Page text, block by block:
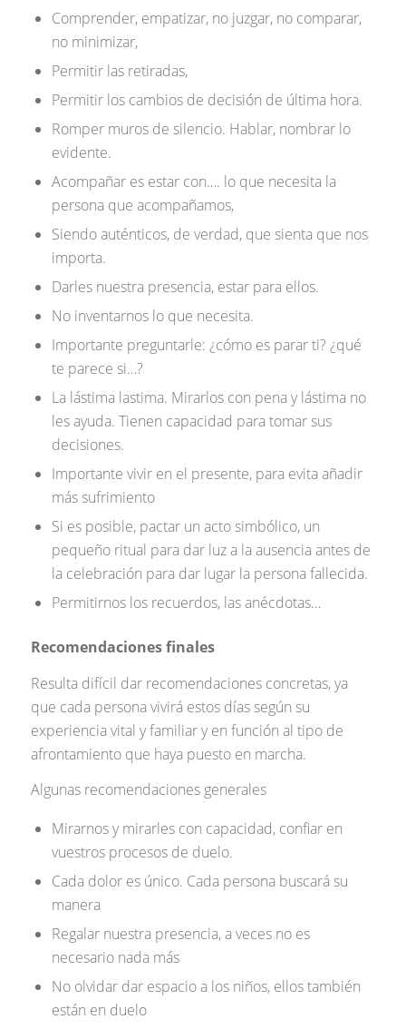
Comprender, empatizar, no juzgar, no comparar,
no minimizar,
Permitir las retiradas,
Permitir los cambios de decisión de última hora.
Romper muros de silencio. Hablar, nombrar lo
evidente.
Acompañar es estar con…. lo que necesita la
persona que acompañamos,
Siendo auténticos, de verdad, que sienta que nos
importa.
Darles nuestra presencia, estar para ellos.
No inventarnos lo que necesita.
Importante preguntarle: ¿cómo es parar ti? ¿qué
te parece si…?
La lástima lastima. Mirarlos con pena y lástima no
les ayuda. Tienen capacidad para tomar sus
decisiones.
Importante vivir en el presente, para evita añadir
más sufrimiento
Si es posible, pactar un acto simbólico, un
pequeño ritual para dar luz a la ausencia antes de
la celebración para dar lugar la persona fallecida.
Permitirnos los recuerdos, las anécdotas…
Recomendaciones finales
Resulta difícil dar recomendaciones concretas, ya
que cada persona vivirá estos días según su
experiencia vital y familiar y en función al tipo de
afrontamiento que haya puesto en marcha.
Algunas recomendaciones generales
Mirarnos y mirarles con capacidad, confiar en
vuestros procesos de duelo.
Cada dolor es único. Cada persona buscará su
manera
Regalar nuestra presencia, a veces no es
necesario nada más
No olvidar dar espacio a los niños, ellos también
están en duelo